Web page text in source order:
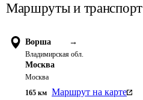
Маршруты и транспорт
Ворша →
Владимирская обл.
Москва
Москва
165 км Маршрут на карте